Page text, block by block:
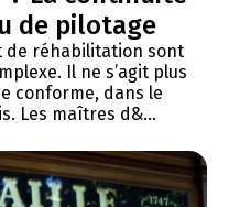
de pilotage
de réhabilitation sont
Il ne s’agit plus
conforme, dans le
Les maîtres d&...